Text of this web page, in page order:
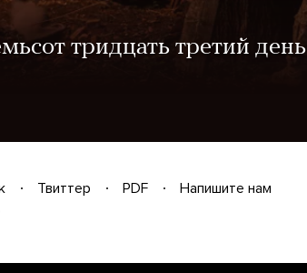
тридцать третий
Твиттер PDF
Напишите нам